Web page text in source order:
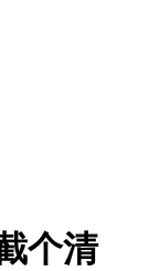
个清